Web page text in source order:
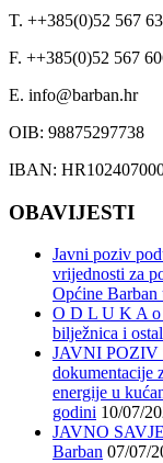
T. ++385(0)52 567
F. ++385(0)52 567
E. info@barban.hr
OIB: 98875297738
IBAN:
OBAVIJESTI
Javni poziv
vrijednosti za
Općine
O D L U K A o
bilježnica i
JAVNI POZIV
dokumentacije
energije u
godini 10/07/
JAVNO
Barban 07/07/